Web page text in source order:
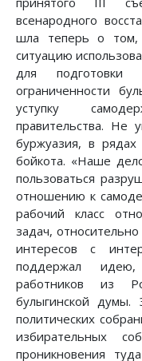
всенародного
шла теперь о том,
ситуацию
для
ограниченности
уступку
правительства. Не
буржуазия, в
бойкота. «Наше
пользоваться
отношению к
рабочий класс
задач,
интересов с
поддержал
работников из
булыгинской думы.
политических
избирательных
проникновения